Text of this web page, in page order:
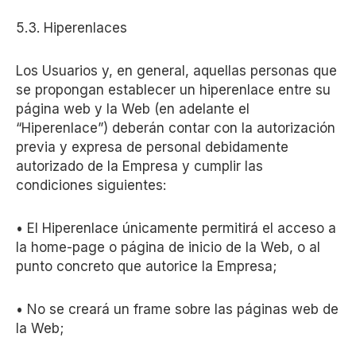
5.3. Hiperenlaces
Los Usuarios y, en general, aquellas personas que
se propongan establecer un hiperenlace entre su
página web y la Web (en adelante el
“Hiperenlace”) deberán contar con la autorización
previa y expresa de personal debidamente
autorizado de la Empresa y cumplir las
condiciones siguientes:
• El Hiperenlace únicamente permitirá el acceso a
la home-page o página de inicio de la Web, o al
punto concreto que autorice la Empresa;
• No se creará un frame sobre las páginas web de
la Web;